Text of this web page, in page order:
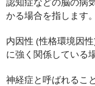
かる場合を指します。
内因性 (性格環境因
に強く関係している
神経症と呼ばれるこ